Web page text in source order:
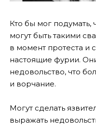
Кто бы мог подумать,
могут быть такими
в момент протеста и
настоящие фурии.
недовольство, что
и ворчание.
Могут сделать
выражать